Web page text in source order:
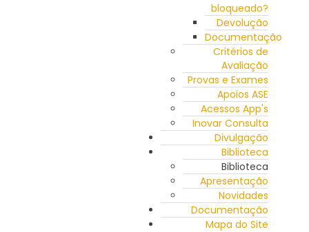
bloqueado?
Devolução
Documentação
Critérios de
Avaliação
Provas e Exames
Apoios ASE
Acessos App's
Inovar Consulta
Divulgação
Biblioteca
Biblioteca
Apresentação
Novidades
Documentação
Mapa do Site